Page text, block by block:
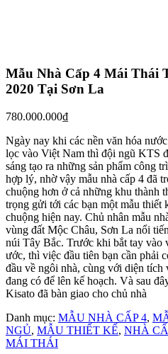
Mẫu Nhà Cấp 4 Mái Thái
2020 Tại Sơn La
780.000.000₫
Ngày nay khi các nền văn hóa
lọc vào Việt Nam thì đội ngũ KTS
sáng tạo ra những sản phẩm công
hợp lý, nhờ vậy mẫu nhà cấp 4 đã
chuộng hơn ở cả những khu thành
trọng gửi tới các bạn một mẫu thiết
chuộng hiện nay. Chủ nhân mẫu
vùng đất Mộc Châu, Sơn La nổi
núi Tây Bắc. Trước khi bắt tay vào
ước, thì việc đầu tiên bạn cần phải
đầu về ngôi nhà, cùng với diện tích
đang có để lên kế hoạch. Và sau
Kisato đã bàn giao cho chủ nhà
Danh mục: MẪU NHÀ CẤP 4,
NGỦ, MẪU THIẾT KẾ, NHÀ
MÁI THÁI